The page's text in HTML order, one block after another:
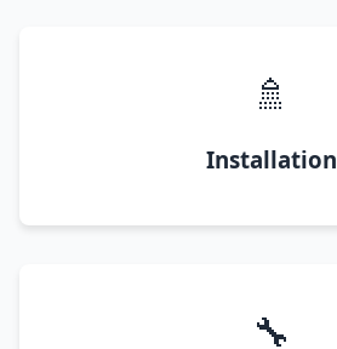
🚿
Installation
🔧